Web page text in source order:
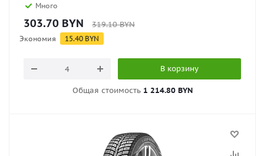
Много
303.70 BYN 319.10BYN
Экономия 15.40 BYN
В корзину
Общая стоимость 1 214.80 BYN